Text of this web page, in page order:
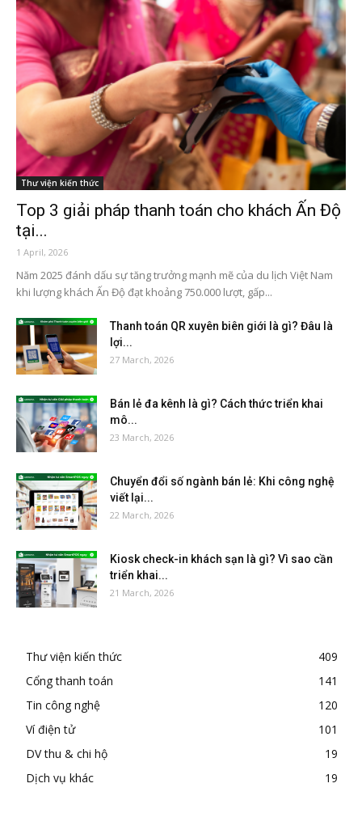
Thư viện kiến thức
Top 3 giải pháp thanh toán cho khách Ấn Độ
tại...
1 April, 2026
Năm 2025 đánh dấu sự tăng trưởng mạnh mẽ của du lịch Việt Nam
khi lượng khách Ấn Độ đạt khoảng 750.000 lượt, gấp...
Thanh toán QR xuyên biên giới là gì? Đâu là
lợi...
27 March, 2026
Bán lẻ đa kênh là gì? Cách thức triển khai
mô...
23 March, 2026
Chuyển đổi số ngành bán lẻ: Khi công nghệ
viết lại...
22 March, 2026
Kiosk check-in khách sạn là gì? Vì sao cần
triển khai...
21 March, 2026
Thư viện kiến thức
409
Cổng thanh toán
141
Tin công nghệ
120
Ví điện tử
101
DV thu & chi hộ
19
Dịch vụ khác
19